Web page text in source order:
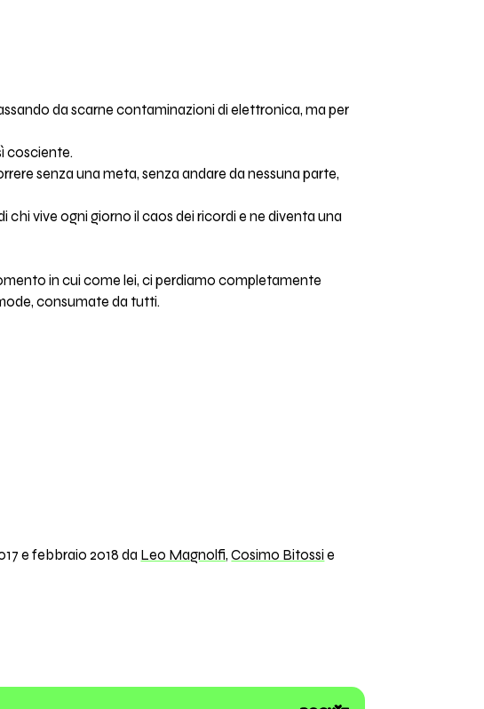
da scarne contaminazioni di elettronica, ma per
cosciente.
senza una meta, senza andare da nessuna parte,
vive ogni giorno il caos dei ricordi e ne diventa una
in cui come lei, ci perdiamo completamente
consumate da tutti.
e febbraio 2018 da Leo Magnolfi,Cosimo Bitossi e